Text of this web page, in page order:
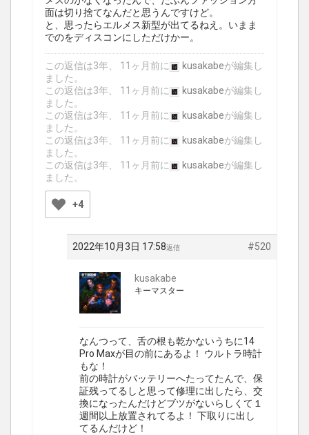
面は切り捨てなんだと思うんですけど。
と、思ったらエルメス新型が出てるねえ。いまま
でのをディスコンにしただけかー。
この返信は3年、 11ヶ月前に kusakabeが編集し
ました。
この返信は3年、 11ヶ月前に
kusakabeが編集し
ました。
この返信は3年、 11ヶ月前に
kusakabeが編集し
ました。
この返信は3年、 11ヶ月前に
kusakabeが編集し
ました。
この返信は3年、 11ヶ月前に
kusakabeが編集し
ました。
+4
2022年10月3日 17:58 #520
返信
kusakabe
キーマスター
なんつって、舌の根も乾かないうちに14
Pro Maxが目の前にあるよ！ ウルトラ時計
もな！
前の時計がバッテリーへたってたんで、保
証残ってるしと思って修理に出したら、交
換になったんだけどブツがないらしくて１
週間以上放置されてるよ！ 下取りに出し
てるんだけど！